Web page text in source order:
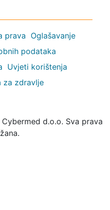
prava Oglašavanje
podataka
Uvjeti korištenja
za zdravlje
Cybermed d.o.o. Sva prava